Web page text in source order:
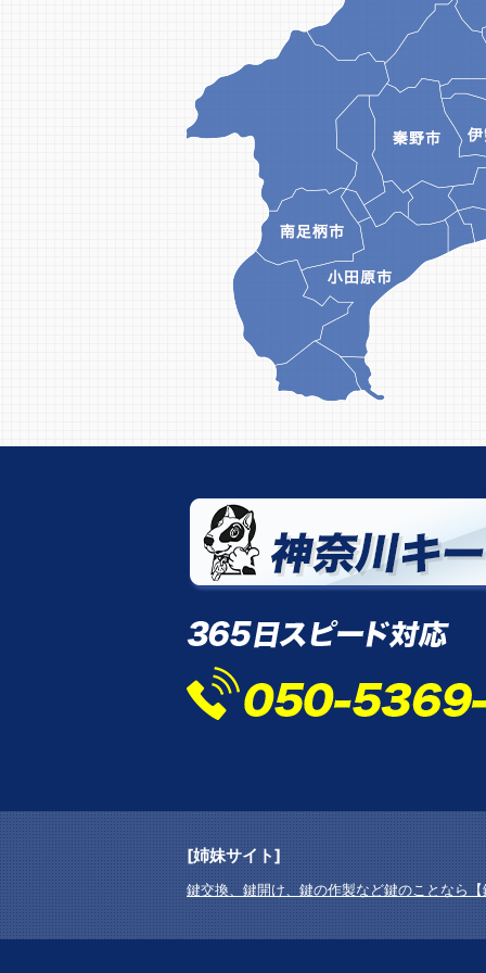
[姉妹サイト]
鍵交換、鍵開け、鍵の作製など鍵のことなら